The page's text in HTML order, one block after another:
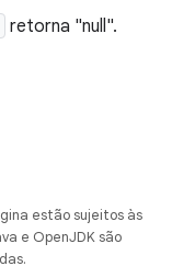
retorna "null".
estão sujeitos às
e OpenJDK são